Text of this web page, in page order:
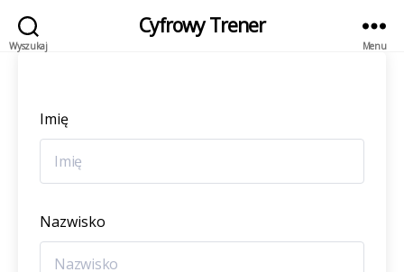
Wyszukaj
Cyfrowy Trener
Menu
Imię
Nazwisko